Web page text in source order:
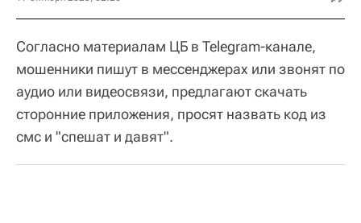
Согласно материалам ЦБ в Telegram-канале,
мошенники пишут в мессенджерах или звонят по
аудио или видеосвязи, предлагают скачать
сторонние приложения, просят назвать код из
смс и "спешат и давят".